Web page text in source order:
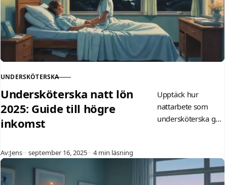
KATEGORI
UNDERSKÖTERSKA
Undersköterska natt lön
2025: Guide till högre
inkomst
Upptäck hur
nattarbete som
undersköterska ger
konkreta tips för att
maximera din
Av:Jens Publicerad
september 16, 2025 4 min läsning